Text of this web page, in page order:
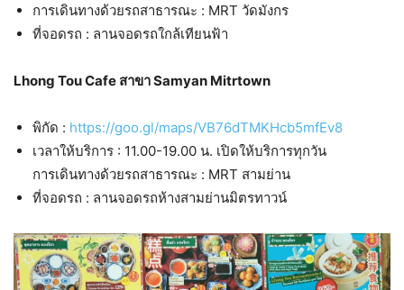
การเดินทางด้วยรถสาธารณะ : MRT วัดมังกร
ที่จอดรถ : ลานจอดรถใกล้เทียนฟ้า
Lhong Tou Cafe สาขา Samyan Mitrtown
พิกัด : https://goo.gl/maps/VB76dTMKHcb5mfEv8
เวลาให้บริการ : 11.00-19.00 น. เปิดให้บริการทุกวัน
การเดินทางด้วยรถสาธารณะ : MRT สามย่าน
ที่จอดรถ : ลานจอดรถห้างสามย่านมิตรทาวน์